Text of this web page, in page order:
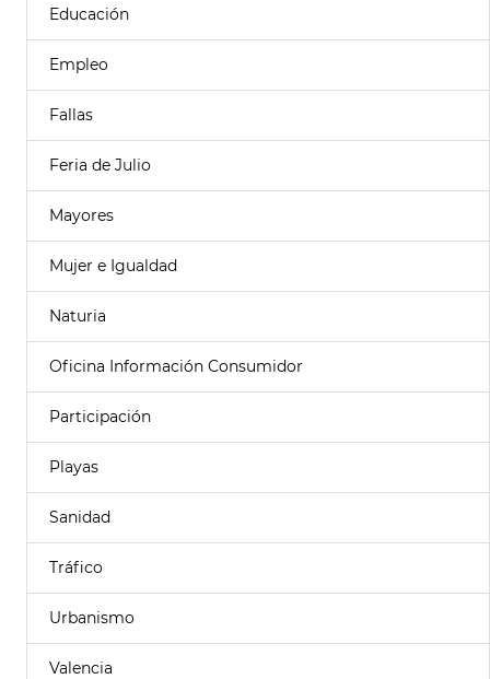
Educación
Empleo
Fallas
Feria de Julio
Mayores
Mujer e Igualdad
Naturia
Oficina Información Consumidor
Participación
Playas
Sanidad
Tráfico
Urbanismo
Valencia